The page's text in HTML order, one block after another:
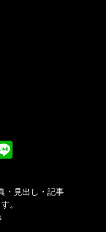
・見出し・記事
。